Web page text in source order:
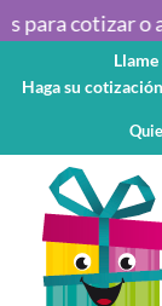
al
cotizar o
Haga su